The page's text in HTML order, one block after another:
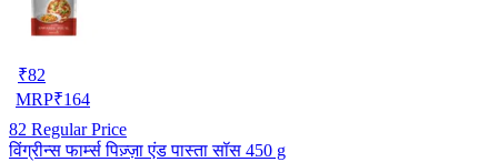
₹82
MRP₹164
82 Regular Price
विंग्रीन्स फार्म्स पिज़्ज़ा एंड पास्ता सॉस 450 g